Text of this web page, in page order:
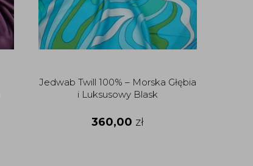
Jedwab Twill 100% – Morska Głębia
i Luksusowy Blask
360,00 zł